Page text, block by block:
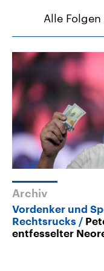
Alle
Archiv
Vordenker und
Rechtsrucks
entfesselter